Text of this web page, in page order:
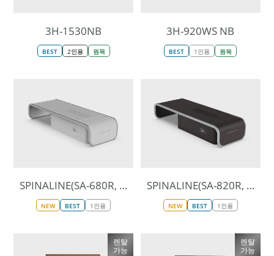
3H-1530NB
BEST 2인용 원목
3H-920WS NB
BEST 1인용 원목
SPINALINE(SA-680R, White)
NEW BEST 1인용
SPINALINE(SA-820R, Black)
NEW BEST 1인용
렌탈
가능
렌탈
가능